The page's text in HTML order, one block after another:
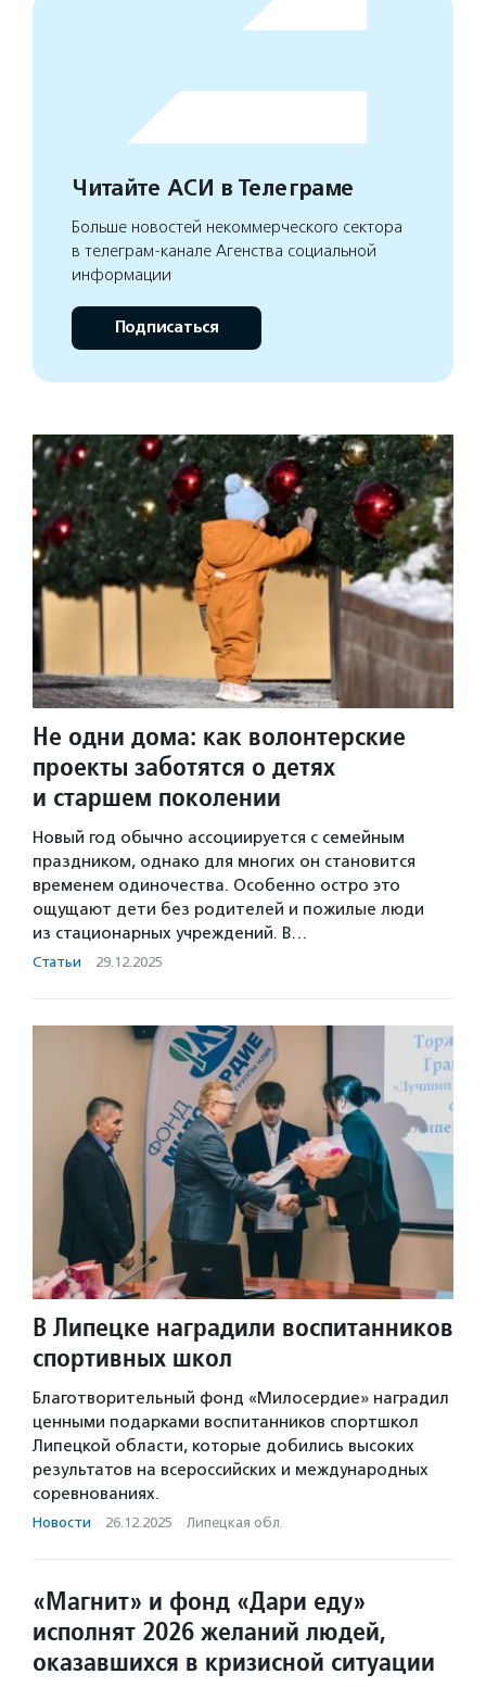
Читайте АСИ в Телеграме
Больше новостей некоммерческого сектора
в телеграм-канале Агенства социальной
информации
Подписаться
Не одни дома: как волонтерские
проекты заботятся о детях
и старшем поколении
Новый год обычно ассоциируется с семейным
праздником, однако для многих он становится
временем одиночества. Особенно остро это
ощущают дети без родителей и пожилые люди
из стационарных учреждений. В…
Статьи · 29.12.2025
В Липецке наградили воспитанников
спортивных школ
Благотворительный фонд «Милосердие» наградил
ценными подарками воспитанников спортшкол
Липецкой области, которые добились высоких
результатов на всероссийских и международных
соревнованиях.
Новости · 26.12.2025 · Липецкая обл.
«Магнит» и фонд «Дари еду»
исполнят 2026 желаний людей,
оказавшихся в кризисной ситуации